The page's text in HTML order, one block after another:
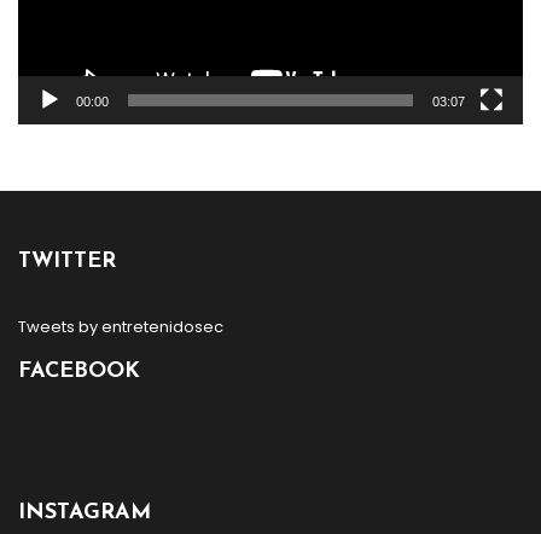
00:00 03:07
TWITTER
Tweets by entretenidosec
FACEBOOK
INSTAGRAM